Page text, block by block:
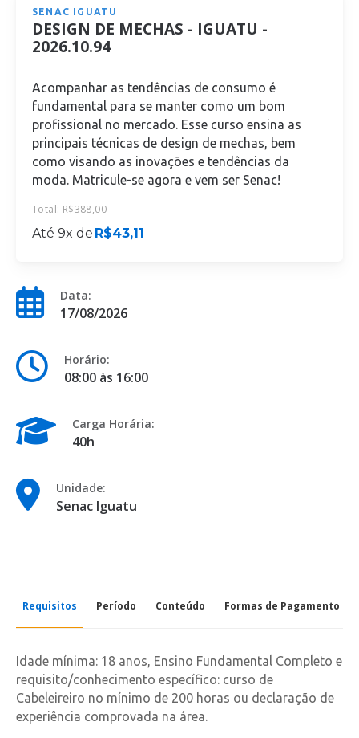
SENAC IGUATU
DESIGN DE MECHAS - IGUATU -
2026.10.94
Acompanhar as tendências de consumo é
fundamental para se manter como um bom
profissional no mercado. Esse curso ensina as
principais técnicas de design de mechas, bem
como visando as inovações e tendências da
moda. Matricule-se agora e vem ser Senac!
Total: R$388,00
Até 9x de R$43,11
Data:
17/08/2026
Horário:
08:00 às 16:00
Carga Horária:
40h
Unidade:
Senac Iguatu
Requisitos Período Conteúdo Formas de Pagamento
Idade mínima: 18 anos, Ensino Fundamental Completo e
requisito/conhecimento específico: curso de
Cabeleireiro no mínimo de 200 horas ou declaração de
experiência comprovada na área.